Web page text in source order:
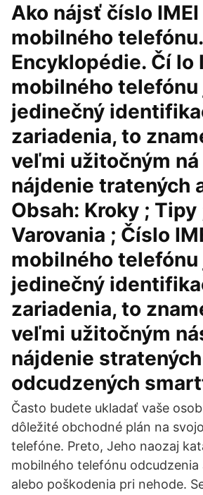
Ako nájsť číslo IMEI
mobilného telefónu.
Encyklopédie. Čí lo
mobilného telefónu
jedinečný
zariadenia, to
veľmi užitočným
nájdenie tratených
Obsah: Kroky ; Tipy
Varovania ; Číslo
mobilného telefónu
jedinečný
zariadenia, to
veľmi užitočným
nájdenie
odcudzených
Často budete ukladať vaše
dôležité obchodné plán na
telefóne. Preto, Jeho naozaj
mobilného telefónu
alebo poškodenia pri nehode.